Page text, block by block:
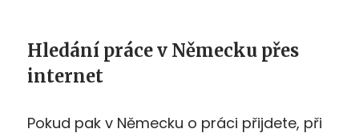
Hledání práce v Německu přes
internet
Pokud pak v Německu o práci přijdete, při